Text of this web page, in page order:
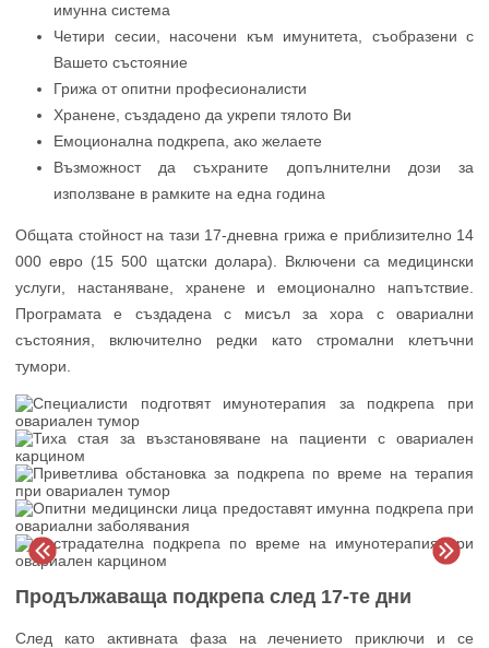
имунна система
Четири сесии, насочени към имунитета, съобразени с
Вашето състояние
Грижа от опитни професионалисти
Хранене, създадено да укрепи тялото Ви
Емоционална подкрепа, ако желаете
Възможност да съхраните допълнителни дози за
използване в рамките на една година
Общата стойност на тази 17-дневна грижа е приблизително 14
000 евро (15 500 щатски долара). Включени са медицински
услуги, настаняване, хранене и емоционално напътствие.
Програмата е създадена с мисъл за хора с овариални
състояния, включително редки като стромални клетъчни
тумори.
Продължаваща подкрепа след 17-те дни
След като активната фаза на лечението приключи и се